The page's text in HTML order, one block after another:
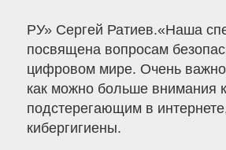
РУ» Сергей Ратиев.«Наша
посвящена вопросам
цифровом мире. Очень важно
как можно больше внимания
подстерегающим в
кибергигиены.